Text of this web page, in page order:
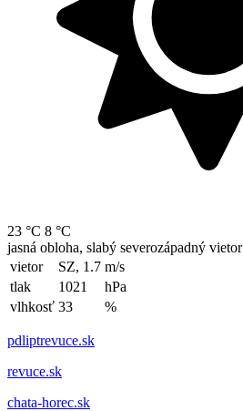
23 °C 8 °C
jasná obloha, slabý severozápadný vietor
vietor
SZ, 1.7 m/s
tlak
1021
hPa
vlhkosť 33 %
pdliptrevuce.sk
revuce.sk
chata-horec.sk